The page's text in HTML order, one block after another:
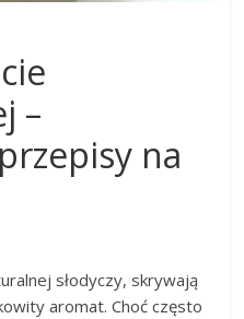
–
na
słodyczy, skrywają
aromat. Choć często